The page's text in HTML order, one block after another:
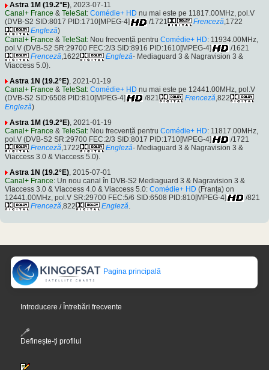
Astra 1M (19.2°E), 2023-07-11
Canal+ France & TeleSat: Comédie+ HD nu mai este pe 11817.00MHz, pol.V
(DVB-S2 SID:8017 PID:1710[MPEG-4]
/1721 Frenceză,1722
Engleză)
Canal+ France & TeleSat: Nou frecvență pentru Comédie+ HD: 11934.00MHz,
pol.V (DVB-S2 SR:29700 FEC:2/3 SID:8916 PID:1610[MPEG-4]
/1621
Frenceză,1622 Engleză- Mediaguard 3 & Nagravision 3 &
Viaccess 5.0).
Astra 1N (19.2°E), 2021-01-19
Canal+ France & TeleSat: Comédie+ HD nu mai este pe 12441.00MHz, pol.V
(DVB-S2 SID:6508 PID:810[MPEG-4]
/821 Frenceză,822
Engleză)
Astra 1M (19.2°E), 2021-01-19
Canal+ France & TeleSat: Nou frecvență pentru Comédie+ HD: 11817.00MHz,
pol.V (DVB-S2 SR:29700 FEC:2/3 SID:8017 PID:1710[MPEG-4]
/1721
Frenceză,1722 Engleză- Mediaguard 3 & Nagravision 3 &
Viaccess 3.0 & Viaccess 5.0).
Astra 1N (19.2°E), 2015-07-01
Canal+ France: Un nou canal în DVB-S2 Mediaguard 3 & Nagravision 3 &
Viaccess 3.0 & Viaccess 4.0 & Viaccess 5.0: Comédie+ HD (Franța) on
12441.00MHz, pol.V SR:29700 FEC:5/6 SID:6508 PID:810[MPEG-4]
/821
Frenceză,822 Engleză.
Pagina principală
Introducere / Întrebări frecvente
Definește-ți profilul